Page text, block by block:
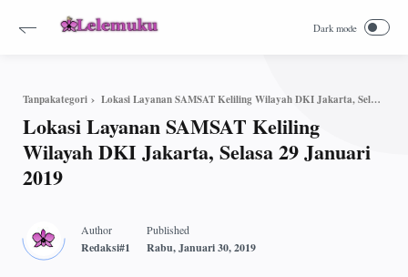
Tanpakategori Lokasi Layanan SAMSAT Keliling Wilayah DKI Jakarta, Selasa 29 Januari 2019
Lokasi Layanan SAMSAT Keliling
Wilayah DKI Jakarta, Selasa 29 Januari
2019